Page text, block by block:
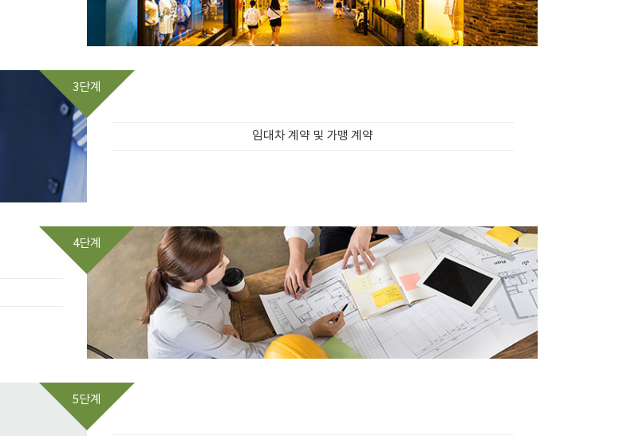
3단계
임대차 계약 및 가맹 계약
4단계
5단계